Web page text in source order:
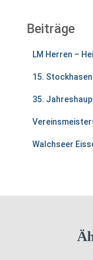
Beiträge
LM Herren –
15.
35.
Walchseer